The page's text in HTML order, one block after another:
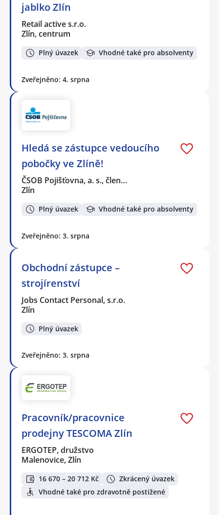
jablko Zlín
Retail active s.r.o.
Zlín, centrum
Plný úvazek Vhodné také pro absolventy
Zveřejněno: 4. srpna
Hledá se zástupce vedoucího
pobočky ve Zlíně!
ČSOB Pojišťovna, a. s., člen…
Zlín
Plný úvazek Vhodné také pro absolventy
Zveřejněno: 3. srpna
Obchodní zástupce –
strojírenství
Jobs Contact Personal, s.r.o.
Zlín
Plný úvazek
Zveřejněno: 3. srpna
Pracovník/pracovnice
prodejny TESCOMA Zlín
ERGOTEP, družstvo
Malenovice, Zlín
16 670 – 20 712 Kč
Zkrácený úvazek
Vhodné také pro zdravotně postižené